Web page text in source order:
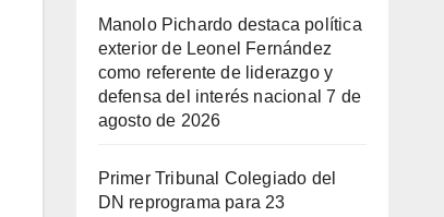
Manolo Pichardo destaca política
exterior de Leonel Fernández
como referente de liderazgo y
defensa del interés nacional 7 de
agosto de 2026
Primer Tribunal Colegiado del
DN reprograma para 23